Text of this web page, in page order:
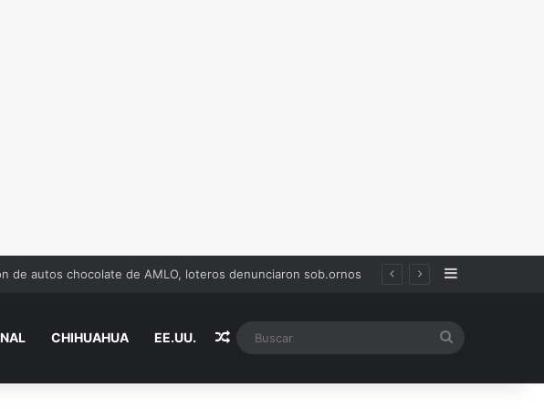
de autos chocolate de AMLO, loteros denunciaron sob.ornos Sidebar
CHIHUAHUA EE.UU. Random Article